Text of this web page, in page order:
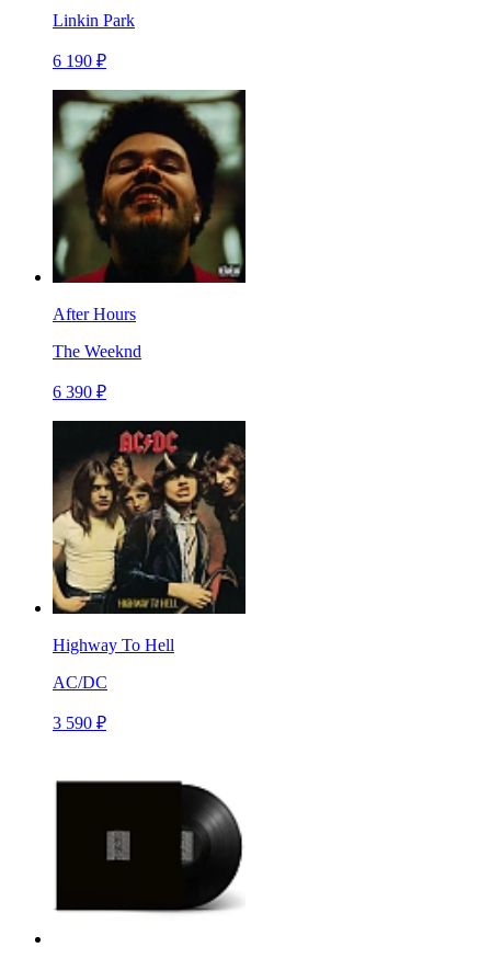
Linkin Park
6 190 ₽
After Hours
The Weeknd
6 390 ₽
Highway To Hell
AC/DC
3 590 ₽